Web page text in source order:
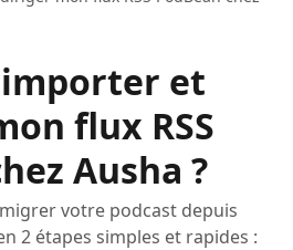
et
flux RSS
Ausha ?
votre podcast depuis
2 étapes simples et rapides :